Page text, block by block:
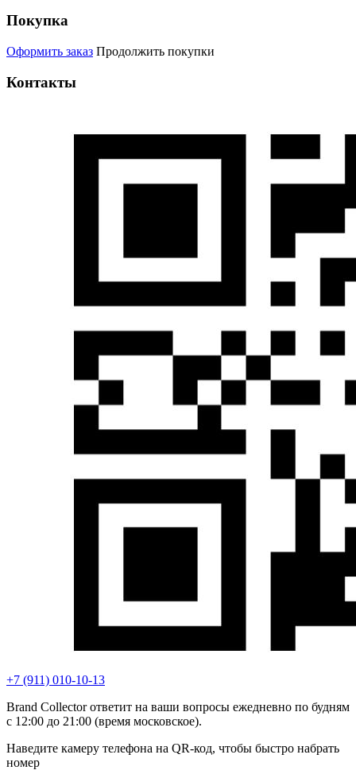
Покупка
Оформить заказ Продолжить покупки
Контакты
+7 (911) 010-10-13
Brand Collector ответит на ваши вопросы ежедневно по будням
с 12:00 до 21:00 (время московское).
Наведите камеру телефона на QR-код, чтобы быстро набрать
номер